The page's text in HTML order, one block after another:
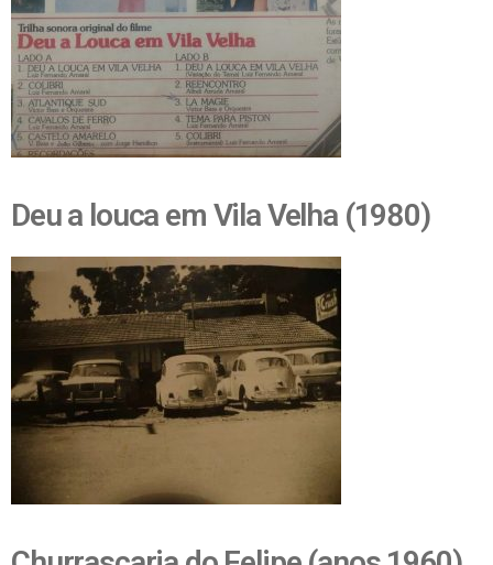
Deu a louca em Vila Velha (1980)